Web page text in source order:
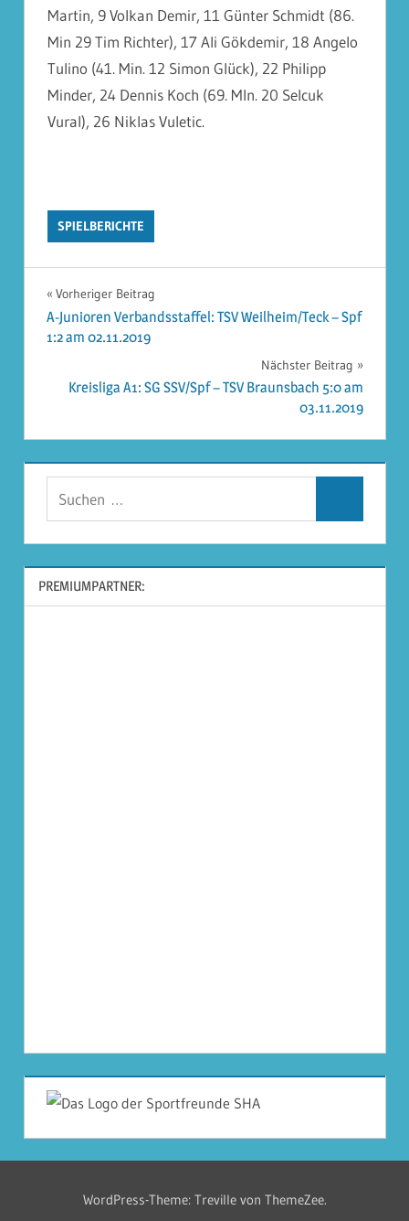
Martin, 9 Volkan Demir, 11 Günter Schmidt (86.
Min 29 Tim Richter), 17 Ali Gökdemir, 18 Angelo
Tulino (41. Min. 12 Simon Glück), 22 Philipp
Minder, 24 Dennis Koch (69. MIn. 20 Selcuk
Vural), 26 Niklas Vuletic.
SPIELBERICHTE
Beitragsnavigation
Vorheriger Beitrag
A-Junioren Verbandsstaffel: TSV Weilheim/Teck – Spf
1:2 am 02.11.2019
Nächster Beitrag
Kreisliga A1: SG SSV/Spf – TSV Braunsbach 5:0 am
03.11.2019
PREMIUMPARTNER:
WordPress-Theme: Treville von ThemeZee.